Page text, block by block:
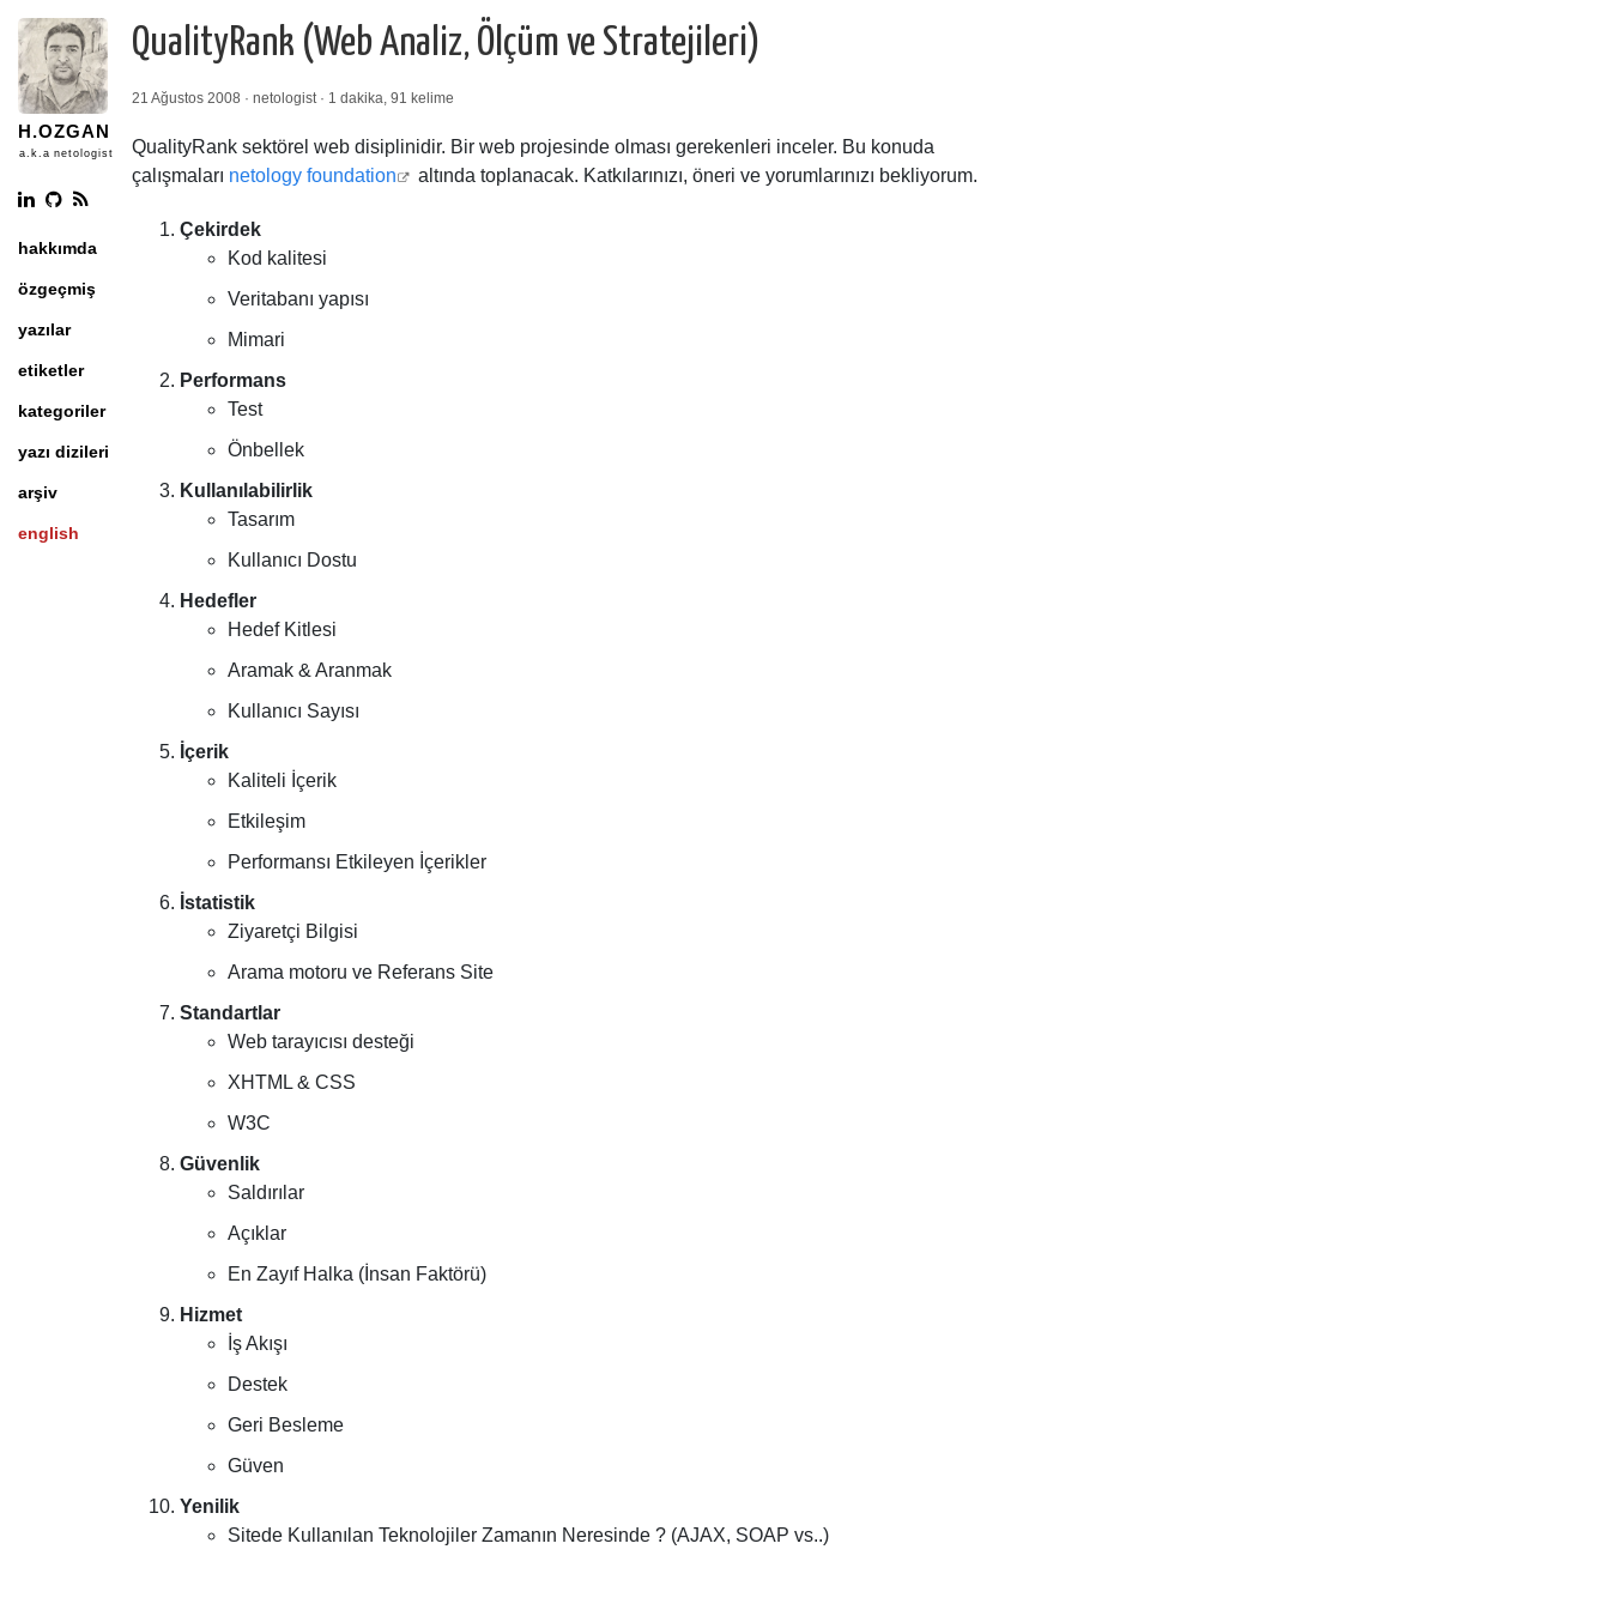
H.OZGAN
a.k.a netologist
hakkımda
özgeçmiş
yazılar
etiketler
kategoriler
yazı dizileri
arşiv
english
QualityRank (Web Analiz, Ölçüm ve Stratejileri)
21 Ağustos 2008 · netologist · 1 dakika, 91 kelime
QualityRank sektörel web disiplinidir. Bir web projesinde olması gerekenleri inceler. Bu konuda
çalışmaları netology foundation altında toplanacak. Katkılarınızı, öneri ve yorumlarınızı bekliyorum.
Çekirdek
Kod kalitesi
Veritabanı yapısı
Mimari
Performans
Test
Önbellek
Kullanılabilirlik
Tasarım
Kullanıcı Dostu
Hedefler
Hedef Kitlesi
Aramak & Aranmak
Kullanıcı Sayısı
İçerik
Kaliteli İçerik
Etkileşim
Performansı Etkileyen İçerikler
İstatistik
Ziyaretçi Bilgisi
Arama motoru ve Referans Site
Standartlar
Web tarayıcısı desteği
XHTML & CSS
W3C
Güvenlik
Saldırılar
Açıklar
En Zayıf Halka (İnsan Faktörü)
Hizmet
İş Akışı
Destek
Geri Besleme
Güven
Yenilik
Sitede Kullanılan Teknolojiler Zamanın Neresinde ? (AJAX, SOAP vs..)